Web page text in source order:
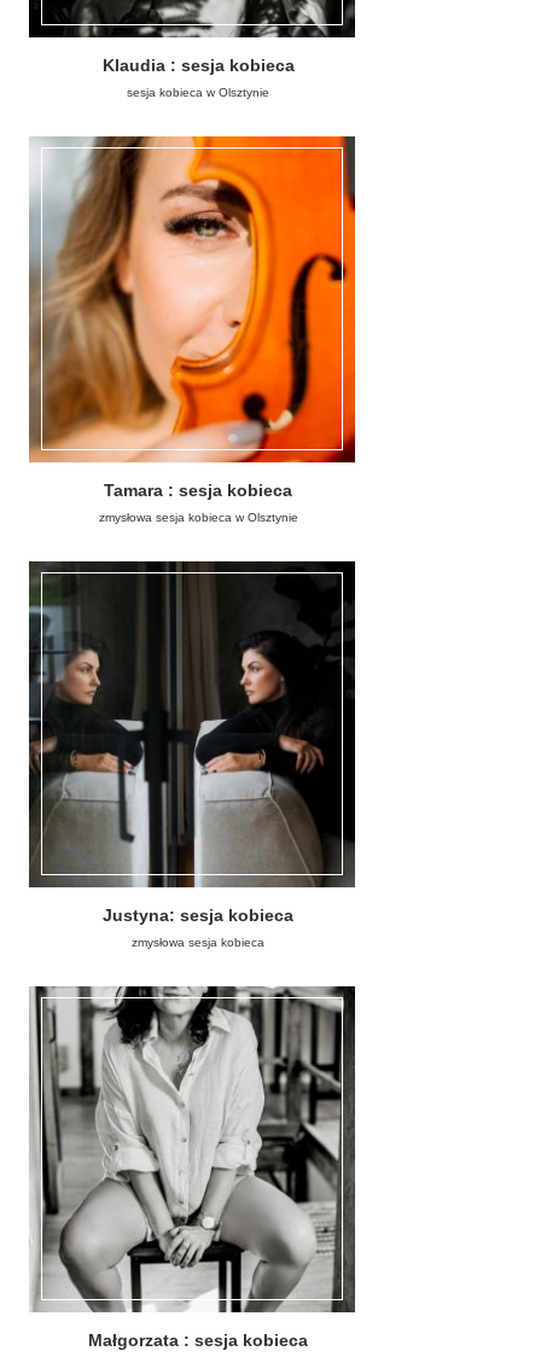
Klaudia : sesja kobieca
sesja kobieca w Olsztynie
Tamara : sesja kobieca
zmysłowa sesja kobieca w Olsztynie
Justyna: sesja kobieca
zmysłowa sesja kobieca
Małgorzata : sesja kobieca